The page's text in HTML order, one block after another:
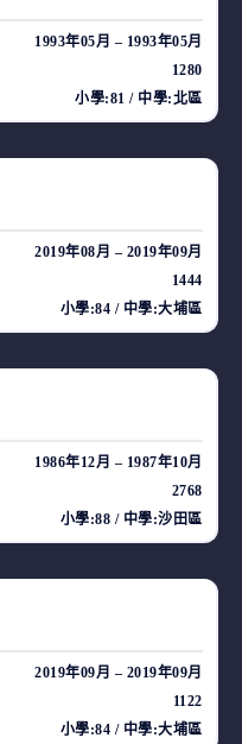
1993年05月 – 1993年05月
1280
小學:81 / 中學:北區
2019年08月 – 2019年09月
1444
小學:84 / 中學:大埔區
1986年12月 – 1987年10月
2768
小學:88 / 中學:沙田區
2019年09月 – 2019年09月
1122
小學:84 / 中學:大埔區